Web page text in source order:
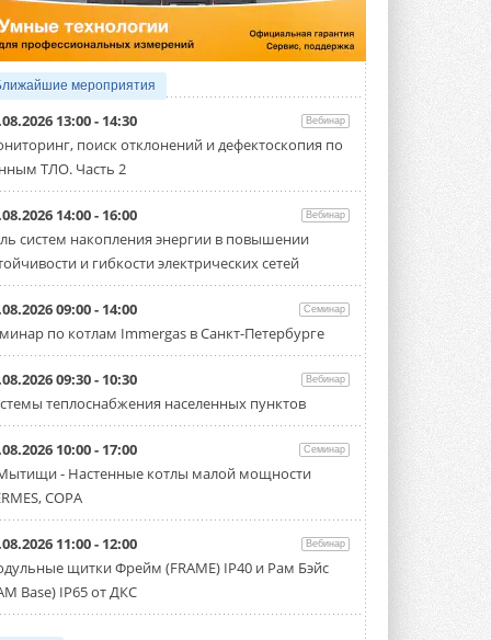
Тепловые насосы в связке с
солнечной генерацией и
накопителем снижают
потребление на 60%
Исследователи из Италии установили ...
4 АВГУСТА 2026
«РУСКЛИМАТ Fest 2026» в Уфе
собрал свыше 700 профи
климатической отрасли
Организатором выступил торгово-
производственный холдинг ...
«Датарк» испытал модульный
ЦОД с плотностью 54 кВт на
стойку
Испытания прошли на собственной
производственной площадке и были ...
3 АВГУСТА 2026
Samsung выпускает VRF-
систему DVM на R32
производительностью от 22,4 до 56 кВт.
Суммарная длина трубопроводов ...
итоги конкурса студенческих
проектов «ТИМ-лидеры 2026»
Новый сезон конкурса «ТИМ-лидеры»
стартует уже в сентябре 2026 года ...
3 АВГУСТА 2026
мероприятия
13:00 - 14:30 Вебинар
поиск отклонений и дефектоскопия по
ТЛО. Часть 2
14:00 - 16:00 Вебинар
систем накопления энергии в повышении
и гибкости электрических сетей
09:00 - 14:00 Семинар
по котлам Immergas в Санкт-Петербурге
09:30 - 10:30 Вебинар
теплоснабжения населенных пунктов
10:00 - 17:00 Семинар
- Настенные котлы малой мощности
COPA
11:00 - 12:00 Вебинар
щитки Фрейм (FRAME) IP40 и Рам Бэйс
Base) IP65 от ДКС